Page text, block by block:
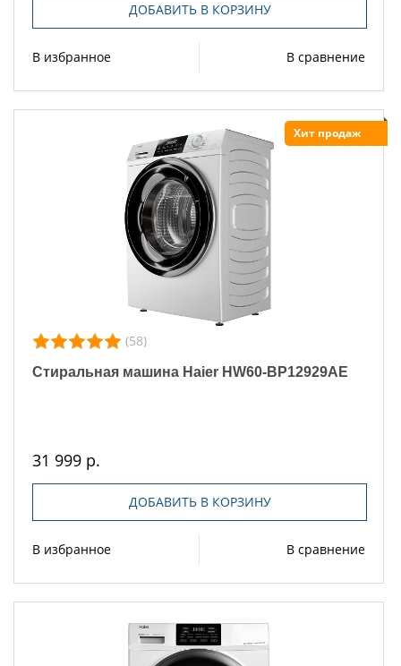
ДОБАВИТЬ В КОРЗИНУ
В избранное В сравнение
Хит продаж
(58)
Стиральная машина Haier HW60-BP12929AE
31 999 р.
ДОБАВИТЬ В КОРЗИНУ
В избранное В сравнение